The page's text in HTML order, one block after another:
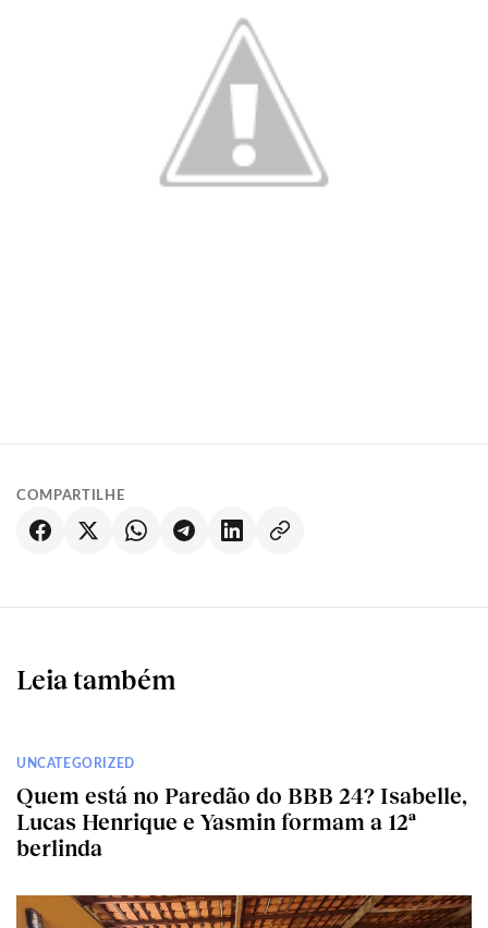
COMPARTILHE
Leia também
UNCATEGORIZED
Quem está no Paredão do BBB 24? Isabelle,
Lucas Henrique e Yasmin formam a 12ª
berlinda